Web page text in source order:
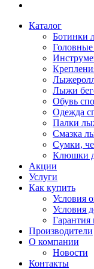
Каталог
Ботинки
Лыжи
Обувь
Одежда
Палки
Смазка
Сумки,
Клюшки
Акции
Услуги
Как купить
Условия
Условия
Гарантия
Производители
О компании
Новости
Контакты